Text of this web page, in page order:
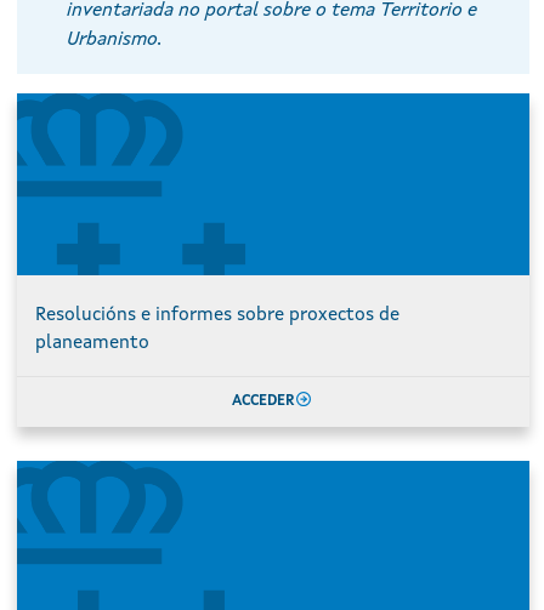
inventariada no portal sobre o tema Territorio e
Urbanismo.
Resolucións e informes sobre proxectos de
planeamento
ACCEDER